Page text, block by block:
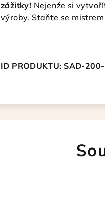
zážitky! Nejenže si
výroby. Staňte se
ID PRODUKTU: SAD-